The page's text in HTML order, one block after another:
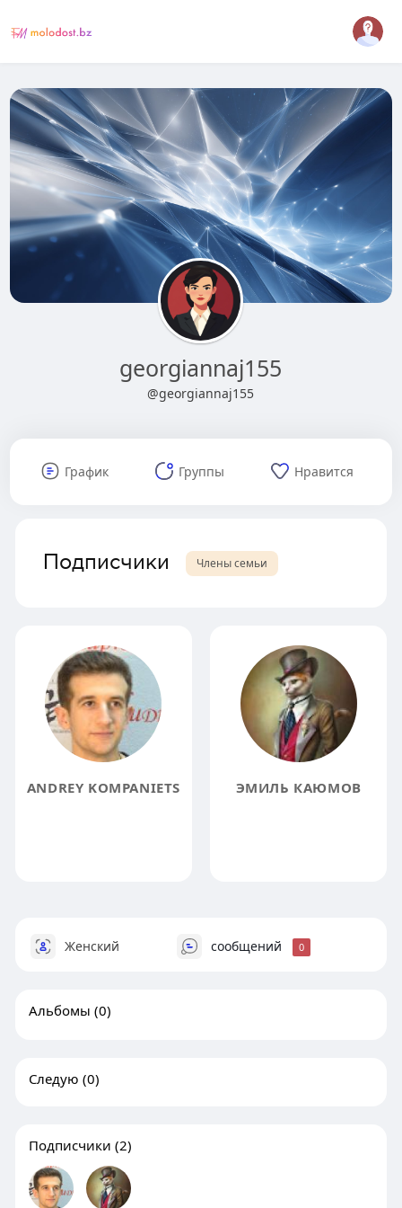
georgiannaj155
@georgiannaj155
График Группы Нравится
Подписчики Члены семьи
ANDREY KOMPANIETS ЭМИЛЬ КАЮМОВ
Женский сообщений 0
Альбомы (0)
Следую (0)
Подписчики (2)